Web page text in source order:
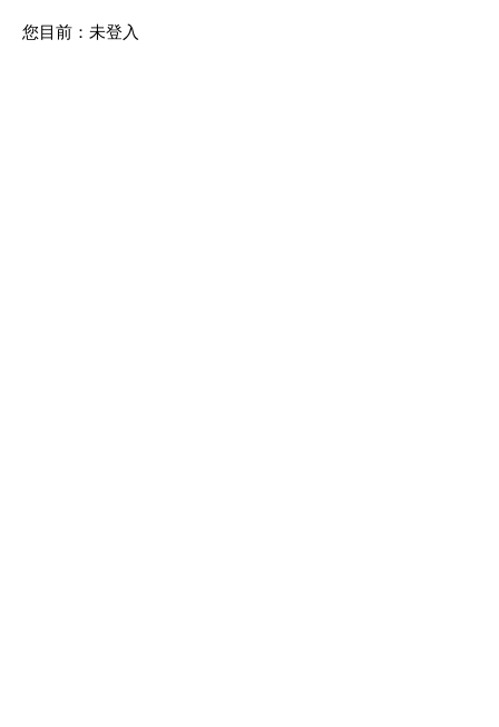
您目前： 未登入